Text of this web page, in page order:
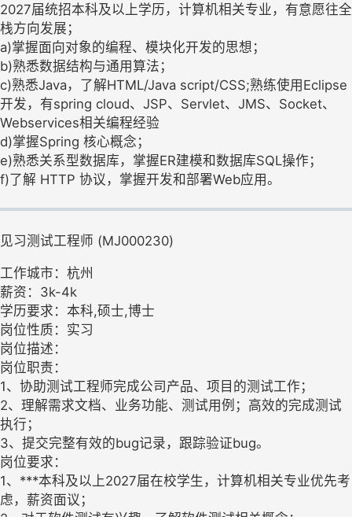
2027届统招本科及以上学历，计算机相关专业，有意愿往全
栈方向发展；
a)掌握面向对象的编程、模块化开发的思想；
b)熟悉数据结构与通用算法；
c)熟悉Java，了解HTML/Java script/CSS;熟练使用Eclipse
开发，有spring cloud、JSP、Servlet、JMS、Socket、
Webservices相关编程经验
d)掌握Spring 核心概念；
e)熟悉关系型数据库，掌握ER建模和数据库SQL操作；
f)了解 HTTP 协议，掌握开发和部署Web应用。
见习测试工程师 (MJ000230)
工作城市：杭州
薪资：3k-4k
学历要求：本科,硕士,博士
岗位性质：实习
岗位描述：
岗位职责：
1、协助测试工程师完成公司产品、项目的测试工作；
2、理解需求文档、业务功能、测试用例；高效的完成测试
执行；
3、提交完整有效的bug记录，跟踪验证bug。
岗位要求：
1、***本科及以上2027届在校学生，计算机相关专业优先考
虑，薪资面议；